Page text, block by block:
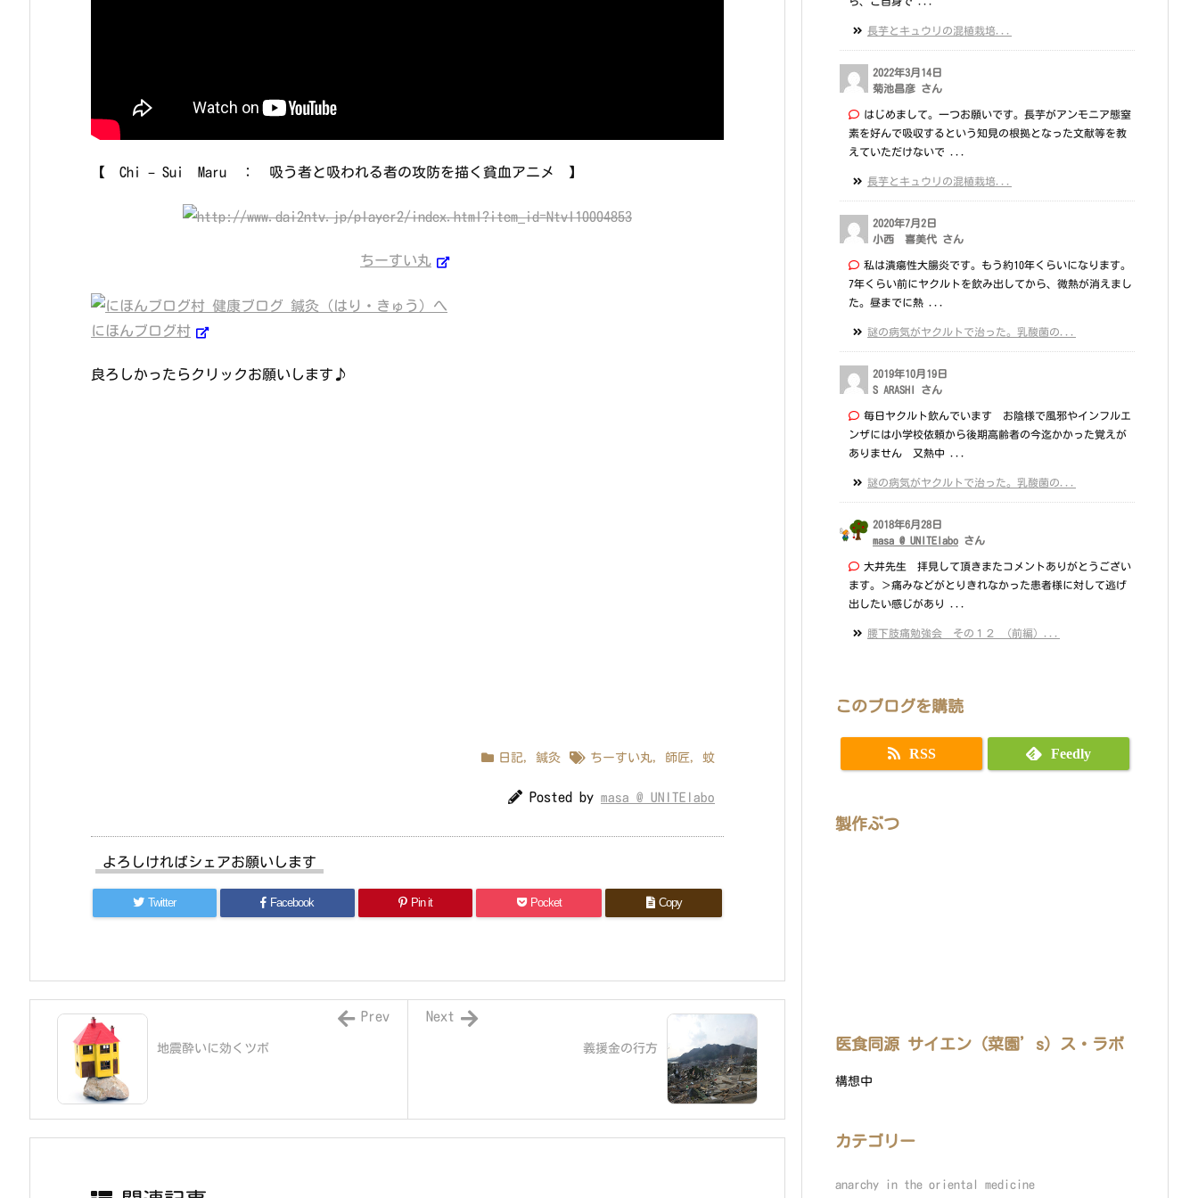
【 Chi – Sui Maru ： 吸う者と吸われる者の攻防を描く貧血アニメ 】
ちーすい丸
にほんブログ村
良ろしかったらクリックお願いします♪
日記, 鍼灸 ちーすい丸, 師匠, 蚊
Posted by masa @ UNITElabo
よろしければシェアお願いします
Twitter Facebook Pin it Pocket Copy
義援金の行方
Next
地震酔いに効くツボ
Prev
長芋とキュウリの混植栽培...
2022年3月14日
菊池昌彦 さん
はじめまして。一つお願いです。長芋がアンモニア態窒
素を好んで吸収するという知見の根拠となった文献等を教
えていただけないで ...
長芋とキュウリの混植栽培...
2020年7月2日
小西 喜美代 さん
私は潰瘍性大腸炎です。もう約10年くらいになります。
7年くらい前にヤクルトを飲み出してから、微熱が消えまし
た。昼までに熱 ...
謎の病気がヤクルトで治った。乳酸菌の...
2019年10月19日
S ARASHI さん
毎日ヤクルト飲んでいます お陰様で風邪やインフルエ
ンザには小学校依頼から後期高齢者の今迄かかった覚えが
ありません 又熱中 ...
謎の病気がヤクルトで治った。乳酸菌の...
2018年6月28日
masa @ UNITElabo さん
大井先生 拝見して頂きまたコメントありがとうござい
ます。＞痛みなどがとりきれなかった患者様に対して逃げ
出したい感じがあり ...
腰下肢痛勉強会 その１２ （前編）...
このブログを購読
RSS Feedly
製作ぶつ
医食同源 サイエン（菜園’s）ス・ラボ
構想中
カテゴリー
anarchy in the oriental medicine